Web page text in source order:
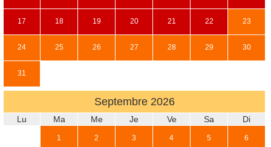
17 18 19 20 21 22 23
24 25 26 27 28 29 30
31
Septembre 2026
Lu Ma Me Je Ve Sa Di
1 2 3 4 5 6